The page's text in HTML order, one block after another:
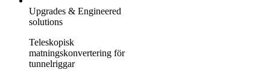
Upgrades & Engineered
solutions
Teleskopisk
matningskonvertering för
tunnelriggar